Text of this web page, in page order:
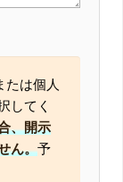
たは個人
してく
、開示
ん。予